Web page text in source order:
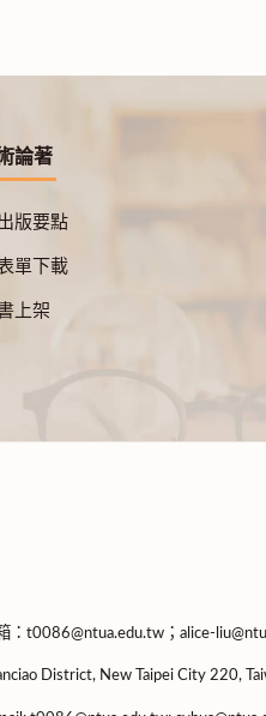
論著
版要點
單下載
上架
： t0086@ntua.edu.tw ； alice-
District, New Taipei City 220,